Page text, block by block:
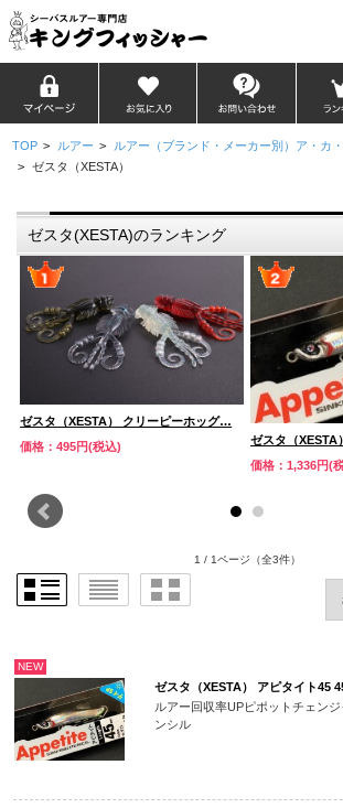
TOP > ルアー > ルアー（ブランド・メーカー別）ア・カ
> ゼスタ（XESTA）
ゼスタ(XESTA)のランキング
ゼスタ（XESTA） クリーピーホッグ…
価格：495円(税込)
ゼスタ（
価格：1,336円(
1 / 1ページ （全3件）
NEW
ゼスタ（XESTA） アピタイト45
ルアー回収率UPピポットチェン
ンシル